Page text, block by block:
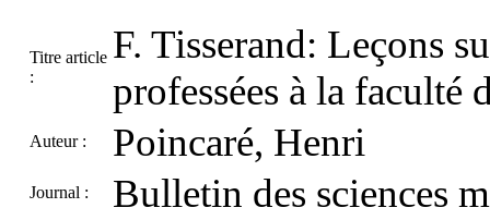
Titre article
:
F. Tisserand: Leçons
professées à la faculté
Auteur : Poincaré, Henri
Journal : Bulletin des sciences